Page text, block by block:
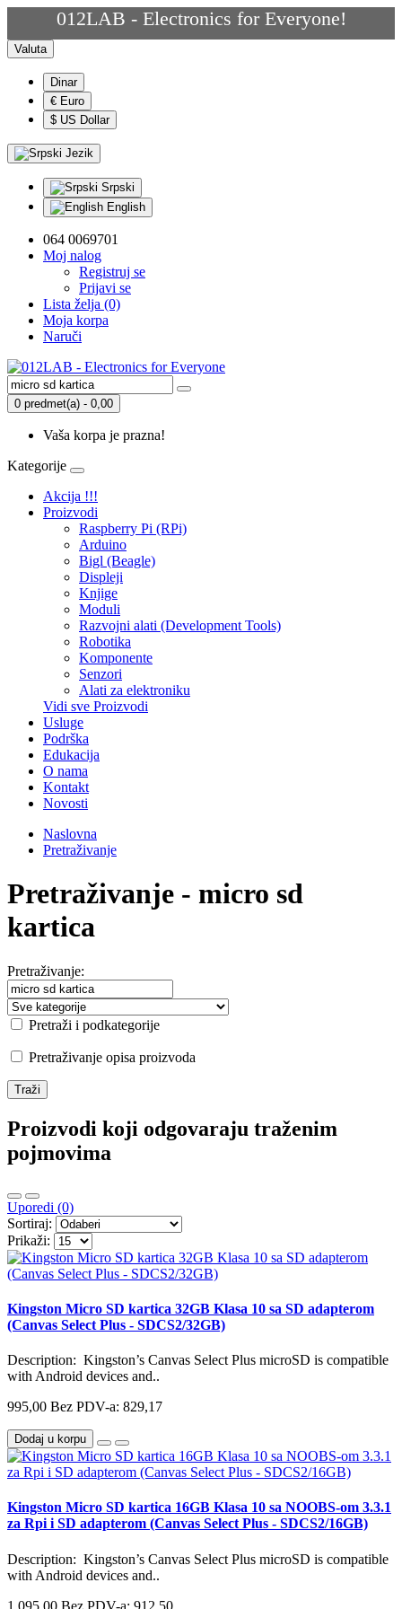
012LAB - Electronics for Everyone!
Valuta
Dinar
€ Euro
$ US Dollar
Jezik
Srpski
English
064 0069701
Moj nalog
Registruj se
Prijavi se
Lista želja (0)
Moja korpa
Naruči
0 predmet(a) - 0,00
Vaša korpa je prazna!
Kategorije
Akcija !!!
Proizvodi
Raspberry Pi (RPi)
Arduino
Bigl (Beagle)
Displеji
Knjige
Moduli
Razvojni alati (Development Tools)
Robotika
Komponente
Senzori
Alati za elektroniku
Vidi sve Proizvodi
Usluge
Podrška
Edukacija
O nama
Kontakt
Novosti
Naslovna
Pretraživanje
Pretraživanje - micro sd
kartica
Pretraživanje:
Pretraži i podkategorije
Pretraživanje opisa proizvoda
Proizvodi koji odgovaraju traženim
pojmovima
Uporedi (0)
Sortiraj:
Prikaži:
Kingston Micro SD kartica 32GB Klasa 10 sa SD adapterom
(Canvas Select Plus - SDCS2/32GB)
Description: Kingston’s Canvas Select Plus microSD is compatible
with Android devices and..
995,00 Bez PDV-a: 829,17
Dodaj u korpu
Kingston Micro SD kartica 16GB Klasa 10 sa NOOBS-om 3.3.1
za Rpi i SD adapterom (Canvas Select Plus - SDCS2/16GB)
Description: Kingston’s Canvas Select Plus microSD is compatible
with Android devices and..
1.095,00 Bez PDV-a: 912,50